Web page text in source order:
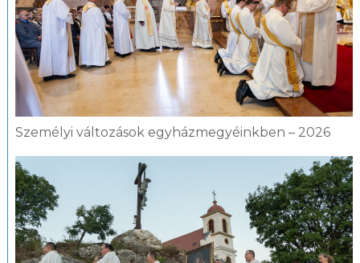
Személyi változások egyházmegyéinkben – 2026